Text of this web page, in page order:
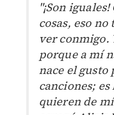
"¡Son
cosas, eso
ver conmigo.
porque a mí
nace el gusto
canciones;
quieren de